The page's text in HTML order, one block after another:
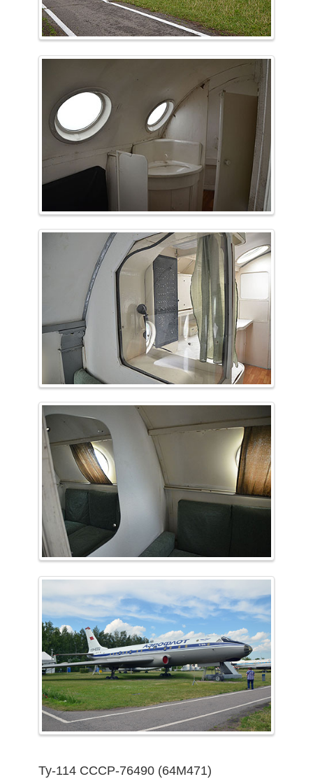
Ту-114 СССР-76490 (64М471)